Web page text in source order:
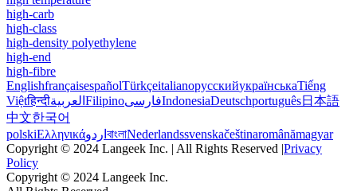
high-carb
high-class
high-density polyethylene
high-end
high-fibre
EnglishfrançaisespañolTürkçeitalianoрусскийукраїнськаTiếng
Việtहिन्दीالعربية FilipinoفارسیIndonesiaDeutschportuguês日本語
中文한국어
polskiΕλληνικάاردو বাংলাNederlandssvenskačeštinaromânămagyar
Copyright © 2024 Langeek Inc. | All Rights Reserved |Privacy
Policy
Copyright © 2024 Langeek Inc.